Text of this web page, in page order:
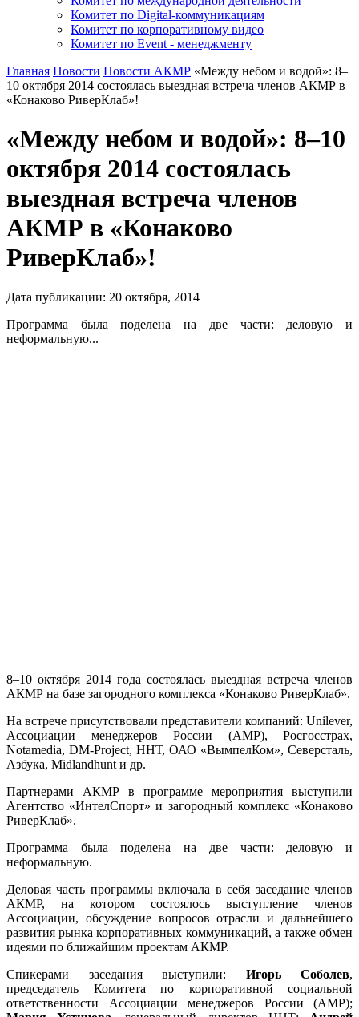
Комитет по Digital-коммуникациям
Комитет по корпоративному видео
Комитет по Event - менеджменту
Главная Новости Новости АКМР «Между небом и водой»: 8–
10 октября 2014 состоялась выездная встреча членов АКМР в
«Конаково РиверКлаб»!
«Между небом и водой»: 8–10
октября 2014 состоялась
выездная встреча членов
АКМР в «Конаково
РиверКлаб»!
Дата публикации: 20 октября, 2014
Программа была поделена на две части: деловую и
неформальную...
8–10 октября 2014 года состоялась выездная встреча членов
АКМР на базе загородного комплекса «Конаково РиверКлаб».
На встрече присутствовали представители компаний: Unilever,
Ассоциации менеджеров России (АМР), Росгосстрах,
Notamedia, DM-Project, ННТ, ОАО «ВымпелКом», Северсталь,
Азбука, Midlandhunt и др.
Партнерами АКМР в программе мероприятия выступили
Агентство «ИнтелСпорт» и загородный комплекс «Конаково
РиверКлаб».
Программа была поделена на две части: деловую и
неформальную.
Деловая часть программы включала в себя заседание членов
АКМР, на котором состоялось выступление членов
Ассоциации, обсуждение вопросов отрасли и дальнейшего
развития рынка корпоративных коммуникаций, а также обмен
идеями по ближайшим проектам АКМР.
Спикерами заседания выступили: Игорь Соболев,
председатель Комитета по корпоративной социальной
ответственности Ассоциации менеджеров России (АМР);